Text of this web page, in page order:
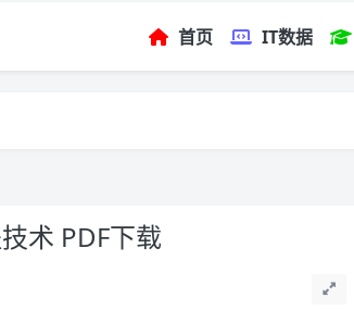
首页 IT数据
术 PDF下载